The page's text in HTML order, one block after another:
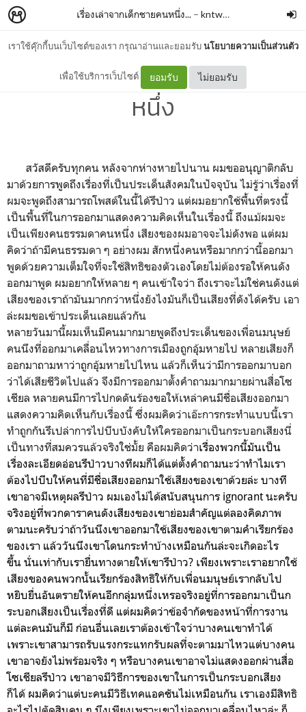
เราใช้คุ๊กกี้บนเว็บไซต์ของเรา กรุณาอ่านและยอมรับนโยบายความเป็นส่วนตัว
เพื่อใช้บริการเว็บไซต์ ยอมรับ ไม่ยอมรับ
เรื่องเล่าจากเด็กชายคนหนึ่ง... – kntwenty
ความคิดเห็นจากเด็กชายคน
หนึ่ง
สวัสดีครับทุกคน หลังจากห่างหายไปนาน ผมขออนุญาติกลับ
มาด้วยการพูดถึงเรื่องที่เป็นประเด็นสังคมในปัจจุบัน ไม่รู้ว่าเรื่องที่
ผมจะพูดถึงสามารถโพสต์ในนี้ได้รึป่าว แต่ผมอยากใช้พื้นที่ตรงนี้
เป็นพื้นที่ในการออกมาแสดงความคิดเห็นในเรื่องนี้ ถึงแม้ผมจะ
เป็นเพียงคนธรรมดาคนหนึ่ง เสียงของผมอาจจะไม่ดังพอ แต่ผม
คิดว่าถ้ามีคนธรรมดา ๆ อย่างผม สักหนึ่งคนหรือมากกว่านี้ออกมา
พูดด้วยความเต็มใจที่จะใช้สิทธิของตัวเองโดยไม่ต้องรอให้คนดัง
ออกมาพูด ผมอยากให้หลาย ๆ คนเข้าใจว่า ถึงเราจะไม่ใช่คนดังแต่
เสียงของเราถ้ามันมากกว่าหนึ่งยังไงมันก็เป็นเสียงที่ดังได้ครับ เอา
ล่ะผมขอเข้าประเด็นเลยแล้วกัน
หลายวันมานี้ผมเห็นมีคนมากมายพูดถึงประเด็นของเพื่อนมนุษย์
คนนึงที่ออกมาเคลื่อนไหวทางการเมืองถูกอุ้มหายไป หลายเสียงก็
ออกมาถามหาว่าถูกอุ้มหายไปไหน แล้วก็เห็นว่ามีการออกมาบอก
ว่าได้เสียชีวิตไปแล้ว จึงมีการออกมาตั้งคำถามมากมายผ่านสื่อโซ
เชียล หลายคนมีการไปกดดันร้องขอให้เหล่าคนมีชื่อเสียงออกมา
แสดงความคิดเห็นกับเรื่องนี้ ซึ่งผมคิดว่าเอ๊ะการกระทำแบบนี้เรา
ทำถูกกันรึเปล่าการไปบีบบังคับให้ใครออกมาเป็นกระบอกเสียงนี่
เป็นทางที่สมควรแล้วจริงใช่มั้ย คือผมคิดว่าเรื่องพวกนี้มันเป็น
เรื่องละเอียดอ่อนรึป่าวบางทีผมก็ได้แต่ตั้งคำถามนะว่าทำไมเรา
ต้องไปบีบให้คนที่มีชื่อเสียงออกมาใช้เสียงของเขาด้วยล่ะ บางที
เขาอาจมีเหตุผลรึป่าว ผมเองไม่ได้สนับสนุนการ ignorant นะครับ
จริงอยู่ที่พวกดาราคนดังเสียงของเขาย่อมสำคัญแต่ลองคิดภาพ
ตามนะครับว่าถ้าวันนึงเขาออกมาใช้เสียงของเขาตามคำเรียกร้อง
ของเรา แล้ววันนึงเขาโดนกระทำบ้างเหมือนกันล่ะจะเกิดอะไร
ขึ้น นั่นเท่ากับเรายื่นทางตายให้เขารึป่าว? เพียงเพราะเราอยากใช้
เสียงของคนพวกนั้นเรียกร้องสิทธิให้กับเพื่อนมนุษย์เรากลับไป
หยิบยื่นอันตรายให้คนอีกกลุ่มหนึ่งเหรอจริงอยู่ที่การออกมาเป็นก
ระบอกเสียงเป็นเรื่องที่ดี แต่ผมคิดว่าข้อจำกัดของหน้าที่การงาน
แต่ละคนมันก็มี ก่อนอื่นเลยเราต้องเข้าใจว่าบางคนเขาทำได้
เพราะเขาสามารถรับแรงกระแทกรับผลที่จะตามมาไหวแต่บางคน
เขาอาจยังไม่พร้อมจริง ๆ หรือบางคนเขาอาจไม่แสดงออกผ่านสื่อ
โซเชียลรึป่าว เขาอาจมีวิธีการของเขาในการเป็นกระบอกเสียง
ก็ได้ ผมคิดว่าแต่บะคนมีวิธีเทคแอคชันไม่เหมือนกัน เราเองมีสิทธิ